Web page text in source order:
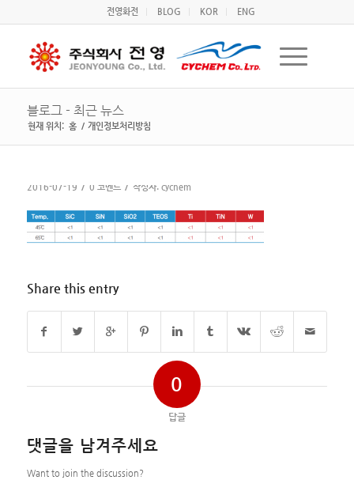
전영화전 BLOG KOR ENG
블로그 - 최근 뉴스
현재 위치: 홈 / 개인정보처리방침
2016-07-19 / 0 코멘트 / 작성자: cychem
Share this entry
0
답글
댓글을 남겨주세요
Want to join the discussion?